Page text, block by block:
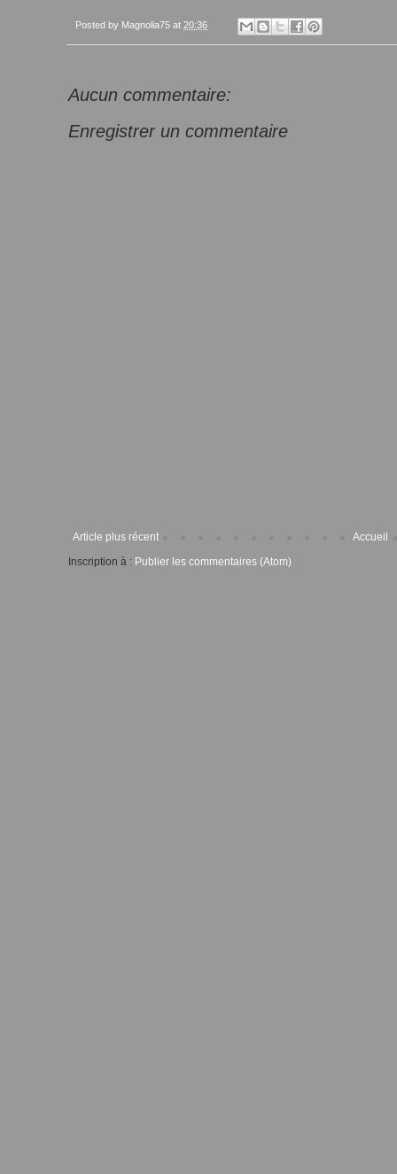
Posted by Magnolia75 at 20:36
Aucun commentaire:
Enregistrer un commentaire
Article plus récent
Accueil
Inscription à : Publier les commentaires (Atom)